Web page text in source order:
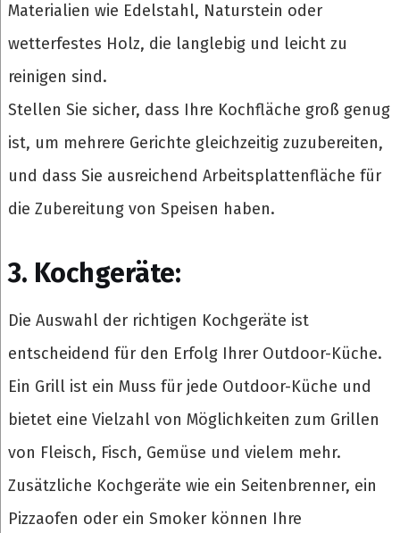
Materialien wie Edelstahl, Naturstein oder
wetterfestes Holz, die langlebig und leicht zu
reinigen sind.
Stellen Sie sicher, dass Ihre Kochfläche groß genug
ist, um mehrere Gerichte gleichzeitig zuzubereiten,
und dass Sie ausreichend Arbeitsplattenfläche für
die Zubereitung von Speisen haben.
3. Kochgeräte:
Die Auswahl der richtigen Kochgeräte ist
entscheidend für den Erfolg Ihrer Outdoor-Küche.
Ein Grill ist ein Muss für jede Outdoor-Küche und
bietet eine Vielzahl von Möglichkeiten zum Grillen
von Fleisch, Fisch, Gemüse und vielem mehr.
Zusätzliche Kochgeräte wie ein Seitenbrenner, ein
Pizzaofen oder ein Smoker können Ihre